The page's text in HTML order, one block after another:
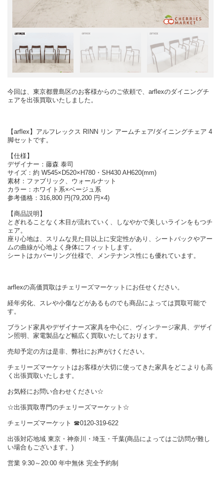
今回は、東京都豊島区のお客様からのご依頼で、arflexのダイニングチ
ェアを出張買取いたしました。
【arflex】アルフレックス RINN リン アームチェア/ダイニングチェア 4
脚セットです。
【仕様】
デザイナー：藤森 泰司
サイズ：約 W545×D520×H780・SH430 AH620(mm)
素材：ファブリック、ウォールナット
カラー：ホワイト系×ベージュ系
参考価格：316,800 円(79,200 円×4)
【商品説明】
とぎれることなく木目が流れていく、しなやかで美しいラインをもつチ
ェア。
座り心地は、スリムな見た目以上に安定性があり、シートバックやアー
ムの曲線が心地よく身体にフィットします。
シートはカバーリング仕様で、メンテナンス性にも優れています。
arflexの高価買取はチェリーズマーケットにお任せください。
経年劣化、スレや小傷などがあるものでも商品によっては買取可能で
す。
ブランド家具やデザイナーズ家具を中心に、ヴィンテージ家具、デザイ
ン照明、家電製品など幅広く買取いたしております。
売却予定の方は是非、弊社にお声がけください。
チェリーズマーケットはお客様が大切に使ってきた家具をどこよりも高
く出張買取いたします。
お気軽にお問い合わせください☆
☆出張買取専門のチェリーズマーケット☆
チェリーズマーケット ☎︎0120-319-622
出張対応地域 東京・神奈川・埼玉・千葉(商品によってはご訪問が難し
い場合もございます。)
営業 9:30～20:00 年中無休 完全予約制